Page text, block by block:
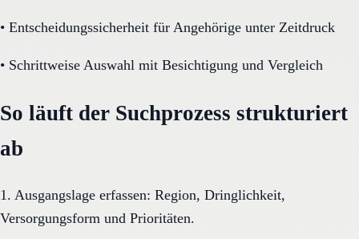
• Entscheidungssicherheit für Angehörige unter Zeitdruck
• Schrittweise Auswahl mit Besichtigung und Vergleich
So läuft der Suchprozess strukturiert
ab
1. Ausgangslage erfassen: Region, Dringlichkeit,
Versorgungsform und Prioritäten.